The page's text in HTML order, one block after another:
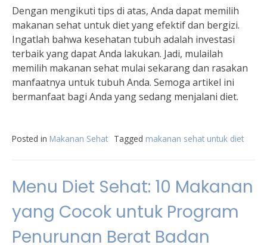
Dengan mengikuti tips di atas, Anda dapat memilih
makanan sehat untuk diet yang efektif dan bergizi.
Ingatlah bahwa kesehatan tubuh adalah investasi
terbaik yang dapat Anda lakukan. Jadi, mulailah
memilih makanan sehat mulai sekarang dan rasakan
manfaatnya untuk tubuh Anda. Semoga artikel ini
bermanfaat bagi Anda yang sedang menjalani diet.
Posted in Makanan Sehat Tagged makanan sehat untuk diet
Menu Diet Sehat: 10 Makanan
yang Cocok untuk Program
Penurunan Berat Badan